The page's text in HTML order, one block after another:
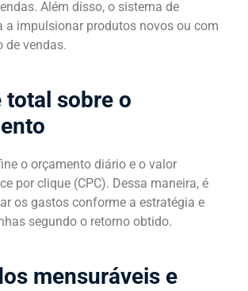
Além disso, o sistema de
a impulsionar produtos novos ou com
de vendas.
total sobre o
o orçamento diário e o valor
por clique (CPC). Dessa maneira, é
os gastos conforme a estratégia e
segundo o retorno obtido.
mensuráveis e